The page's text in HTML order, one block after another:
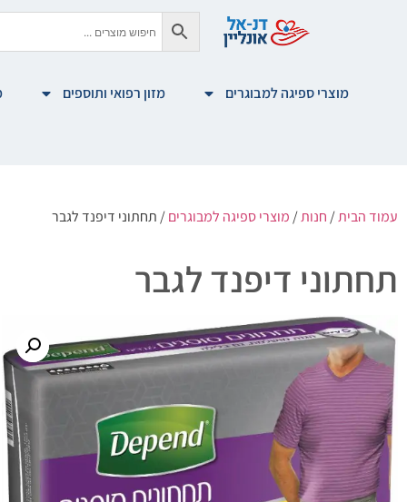
מוצרי ספיגה למבוגרים מזון רפואי ותוספים
עמוד הבית/ חנות/ מוצרי ספיגה למבוגרים/ תחתוני דיפנד לגבר
תחתוני דיפנד לגבר